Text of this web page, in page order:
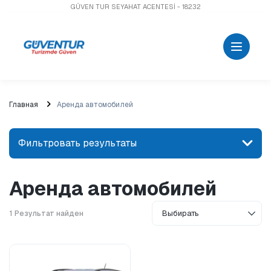
GÜVEN TUR SEYAHAT ACENTESİ - 18232
Главная Аренда автомобилей
Фильтровать результаты
Найдите место или мероприятие
Аренда автомобилей
1 Результат найден